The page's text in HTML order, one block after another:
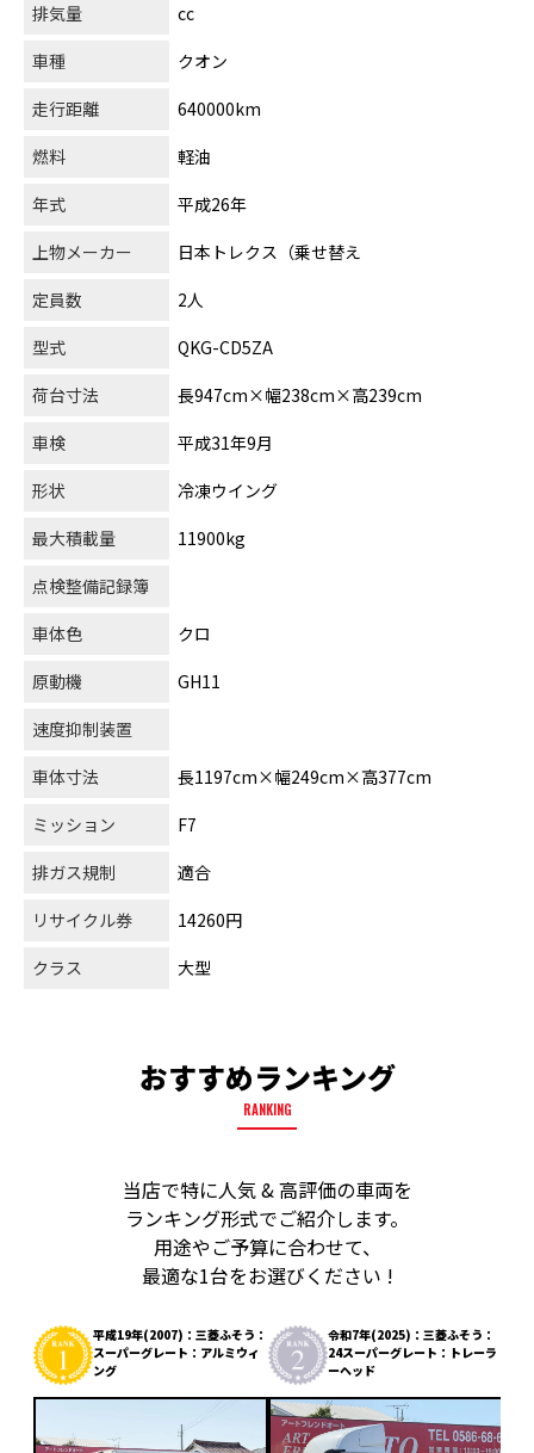
排気量
cc
車種
クオン
走行距離
640000km
燃料
軽油
年式
平成26年
上物メーカー
日本トレクス（乗せ替え
定員数
2人
型式
QKG-CD5ZA
荷台寸法
長947cm×幅238cm×高239cm
車検
平成31年9月
形状
冷凍ウイング
最大積載量
11900kg
点検整備記録簿
車体色
クロ
原動機
GH11
速度抑制装置
車体寸法
長1197cm×幅249cm×高377cm
ミッション
F7
排ガス規制
適合
リサイクル券
14260円
クラス
大型
おすすめランキング
RANKING
当店で特に人気 & 高評価の車両を
ランキング形式でご紹介します。
用途やご予算に合わせて、
最適な1台をお選びください !
平成19年(2007)：三菱ふそう：
スーパーグレート：アルミウィ
ング
令和7年(2025)：三菱ふそう：
24スーパーグレート：トレーラ
ーヘッド